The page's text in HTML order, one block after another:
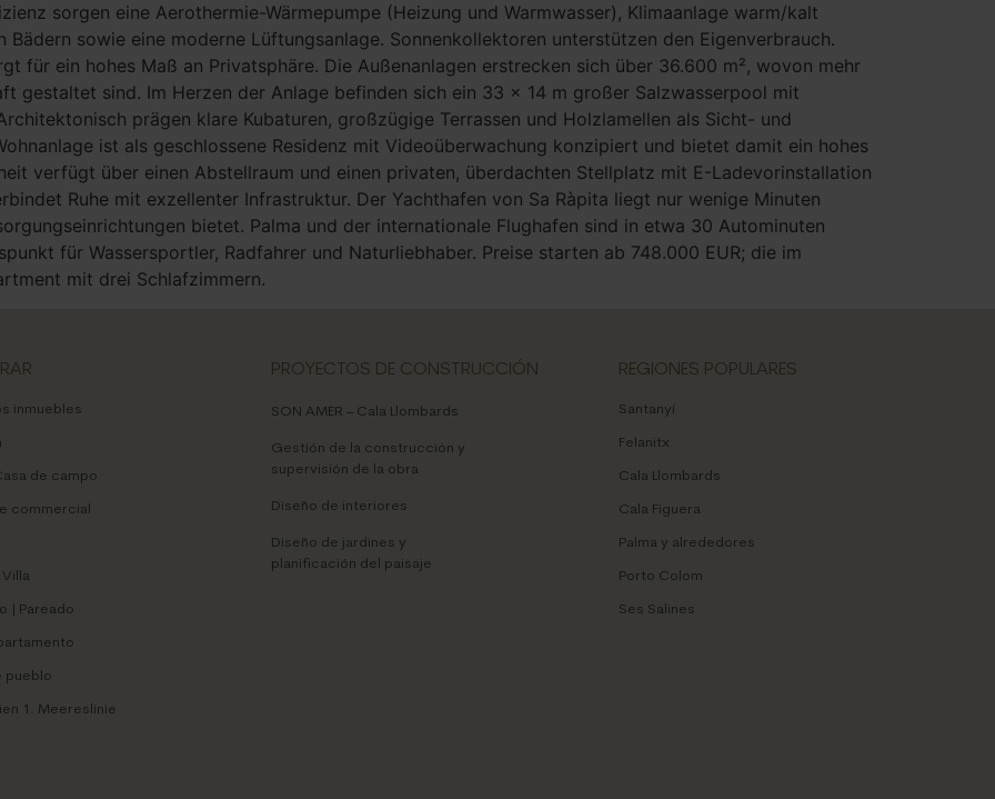
sorgen eine Aerothermie-Wärmepumpe (Heizung und Warmwasser), Klimaanlage warm/kalt
sowie eine moderne Lüftungsanlage. Sonnenkollektoren unterstützen den Eigenverbrauch.
für ein hohes Maß an Privatsphäre. Die Außenanlagen erstrecken sich über 36.600 m², wovon mehr
gestaltet sind. Im Herzen der Anlage befinden sich ein 33 × 14 m großer Salzwasserpool mit
prägen klare Kubaturen, großzügige Terrassen und Holzlamellen als Sicht- und
ist als geschlossene Residenz mit Videoüberwachung konzipiert und bietet damit ein hohes
verfügt über einen Abstellraum und einen privaten, überdachten Stellplatz mit E-Ladevorinstallation
Ruhe mit exzellenter Infrastruktur. Der Yachthafen von Sa Ràpita liegt nur wenige Minuten
bietet. Palma und der internationale Flughafen sind in etwa 30 Autominuten
für Wassersportler, Radfahrer und Naturliebhaber. Preise starten ab 748.000 EUR; die im
mit drei Schlafzimmern.
inmuebles
de campo
commercial
| Pareado
pueblo
1. Meereslinie
PROYECTOS DE CONSTRUCCIÓN
SON AMER – Cala Llombards
Gestión de la construcción y
supervisión de la obra
Diseño de interiores
Diseño de jardines y
planificación del paisaje
REGIONES POPULARES
Santanyí
Felanitx
Cala Llombards
Cala Figuera
Palma y alrededores
Porto Colom
Ses Salines